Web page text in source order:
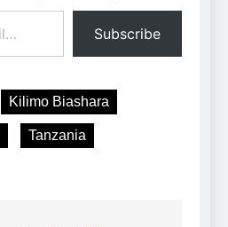
Subscribe
Kilimo Biashara
Tanzania